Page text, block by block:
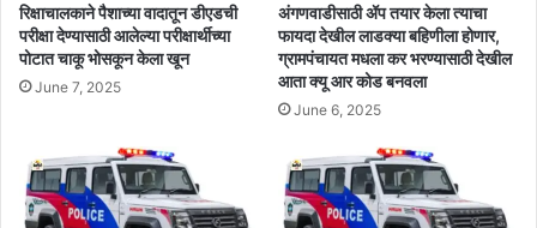
रिक्षाचालकाने पैशाच्या वादातून डीएडची
परीक्षा देण्यासाठी आलेल्या परीक्षार्थीच्या
पोटात चाकू भोसकून केला खून
June 7, 2025
अंगणवाडीसाठी ॲप तयार केला त्याचा
फायदा देखील लाडक्या बहिणीला होणार,
ग्रामपंचायत मधला कर भरण्यासाठी देखील
आता क्यू आर कोड बनवला
June 6, 2025